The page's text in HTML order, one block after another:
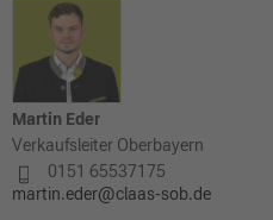
Martin Eder
Verkaufsleiter Oberbayern
0151 65537175
martin.eder@claas-sob.de